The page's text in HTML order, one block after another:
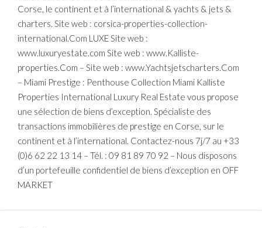
Corse, le continent et à l’international & yachts & jets &
charters. Site web : corsica-properties-collection-
international.Com LUXE Site web :
www.luxuryestate.com Site web : www.Kalliste-
properties.Com – Site web : www.Yachtsjetscharters.Com
– Miami Prestige : Penthouse Collection Miami Kalliste
Properties International Luxury Real Estate vous propose
une sélection de biens d’exception. Spécialiste des
transactions immobilières de prestige en Corse, sur le
continent et à l’international. Contactez-nous 7j/7 au +33
(0)6 62 22 13 14 – Tél. : 09 81 89 70 92 – Nous disposons
d’un portefeuille confidentiel de biens d’exception en OFF
MARKET